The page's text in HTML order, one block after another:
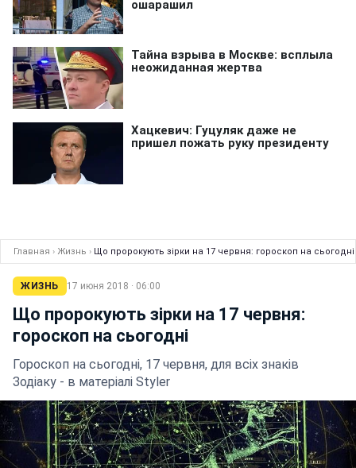
Главная › Жизнь › Що пророкують зірки на 17 червня: гороскоп на сьогодні
ЖИЗНЬ 17 июня 2018 · 06:00
Що пророкують зірки на 17 червня:
гороскоп на сьогодні
Гороскоп на сьогодні, 17 червня, для всіх знаків
Зодіаку - в матеріалі Styler